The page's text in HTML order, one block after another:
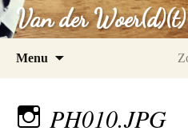
Van der
Menu
PH010.JPG